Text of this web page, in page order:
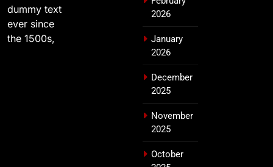
dummy text
ever since
the 1500s,
2026
January
2026
December
2025
November
2025
October